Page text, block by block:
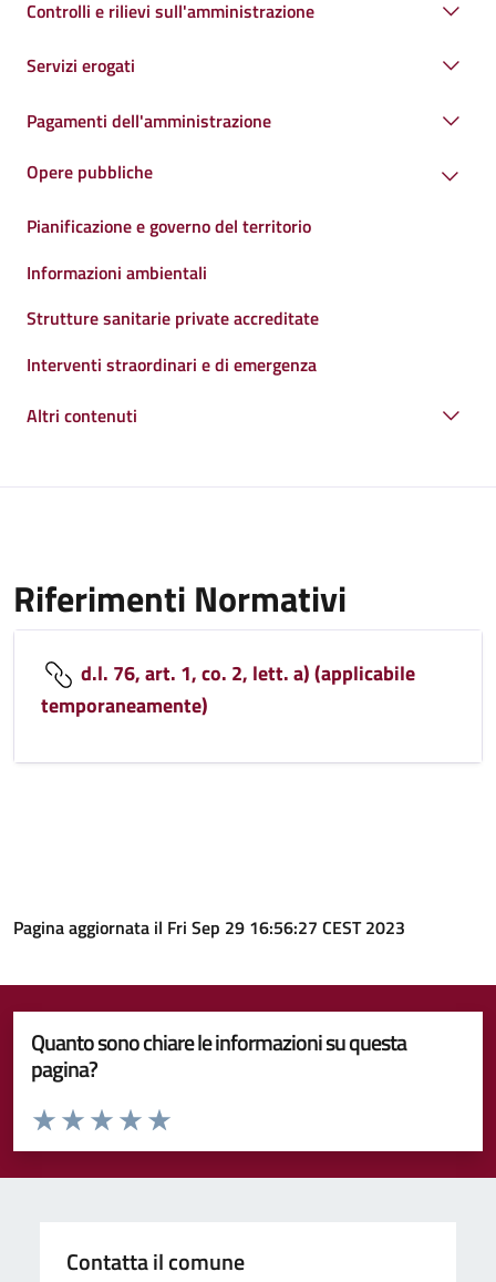
Controlli e rilievi sull'amministrazione
Servizi erogati
Pagamenti dell'amministrazione
Opere pubbliche
Pianificazione e governo del territorio
Informazioni ambientali
Strutture sanitarie private accreditate
Interventi straordinari e di emergenza
Altri contenuti
Riferimenti Normativi
d.l. 76, art. 1, co. 2, lett. a) (applicabile
temporaneamente)
Pagina aggiornata il Fri Sep 29 16:56:27 CEST 2023
Quanto sono chiare le informazioni su questa
pagina?
Valuta da 1 a 5 stelle la pagina
Valuta 5 stelle su 5
Valuta 4 stelle su 5
Valuta 3 stelle su 5
Valuta 2 stelle su 5
Valuta 1 stelle su 5
Contatta il comune